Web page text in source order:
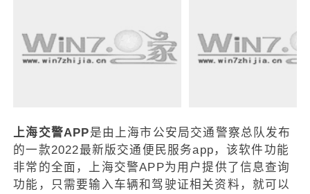
上海交警APP是由上海市公安局交通警察总队发布
的一款2022最新版交通便民服务app，该软件功能
非常的全面，上海交警APP为用户提供了信息查询
功能，只需要输入车辆和驾驶证相关资料，就可以